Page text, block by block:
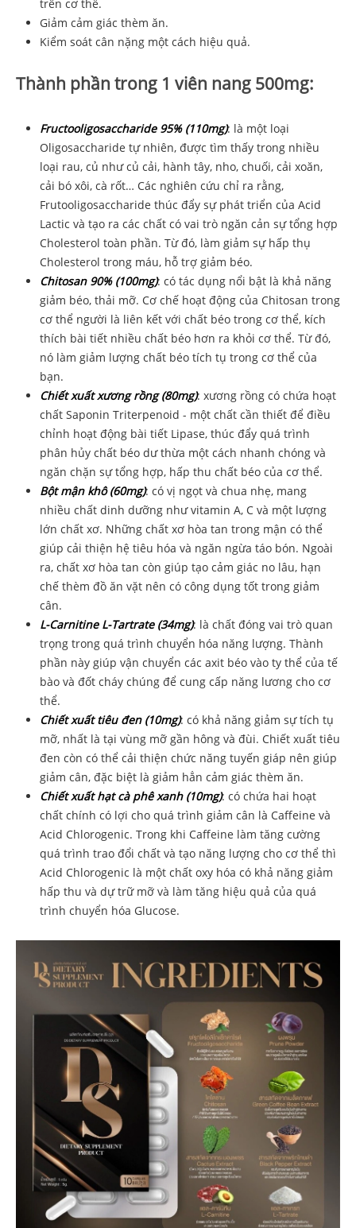
trên cơ thể.
Giảm cảm giác thèm ăn.
Kiểm soát cân nặng một cách hiệu quả.
Thành phần trong 1 viên nang 500mg:
Fructooligosaccharide 95% (110mg): là một loại
Oligosaccharide tự nhiên, được tìm thấy trong nhiều
loại rau, củ như củ cải, hành tây, nho, chuối, cải xoăn,
cải bó xôi, cà rốt… Các nghiên cứu chỉ ra rằng,
Frutooligosaccharide thúc đẩy sự phát triển của Acid
Lactic và tạo ra các chất có vai trò ngăn cản sự tổng hợp
Cholesterol toàn phần. Từ đó, làm giảm sự hấp thụ
Cholesterol trong máu, hỗ trợ giảm béo.
Chitosan 90% (100mg): có tác dụng nổi bật là khả năng
giảm béo, thải mỡ. Cơ chế hoạt động của Chitosan trong
cơ thể người là liên kết với chất béo trong cơ thể, kích
thích bài tiết nhiều chất béo hơn ra khỏi cơ thể. Từ đó,
nó làm giảm lượng chất béo tích tụ trong cơ thể của
bạn.
Chiết xuất xương rồng (80mg): xương rồng có chứa hoạt
chất Saponin Triterpenoid - một chất cần thiết để điều
chỉnh hoạt động bài tiết Lipase, thúc đẩy quá trình
phân hủy chất béo dư thừa một cách nhanh chóng và
ngăn chặn sự tổng hợp, hấp thu chất béo của cơ thể.
Bột mận khô (60mg): có vị ngọt và chua nhẹ, mang
nhiều chất dinh dưỡng như vitamin A, C và một lượng
lớn chất xơ. Những chất xơ hòa tan trong mận có thể
giúp cải thiện hệ tiêu hóa và ngăn ngừa táo bón. Ngoài
ra, chất xơ hòa tan còn giúp tạo cảm giác no lâu, hạn
chế thèm đồ ăn vặt nên có công dụng tốt trong giảm
cân.
L-Carnitine L-Tartrate (34mg): là chất đóng vai trò quan
trọng trong quá trình chuyển hóa năng lượng. Thành
phần này giúp vận chuyển các axit béo vào ty thể của tế
bào và đốt cháy chúng để cung cấp năng lương cho cơ
thể.
Chiết xuất tiêu đen (10mg): có khả năng giảm sự tích tụ
mỡ, nhất là tại vùng mỡ gần hông và đùi. Chiết xuất tiêu
đen còn có thể cải thiện chức năng tuyến giáp nên giúp
giảm cân, đặc biệt là giảm hẳn cảm giác thèm ăn.
Chiết xuất hạt cà phê xanh (10mg): có chứa hai hoạt
chất chính có lợi cho quá trình giảm cân là Caffeine và
Acid Chlorogenic. Trong khi Caffeine làm tăng cường
quá trình trao đổi chất và tạo năng lượng cho cơ thể thì
Acid Chlorogenic là một chất oxy hóa có khả năng giảm
hấp thu và dự trữ mỡ và làm tăng hiệu quả của quá
trình chuyển hóa Glucose.